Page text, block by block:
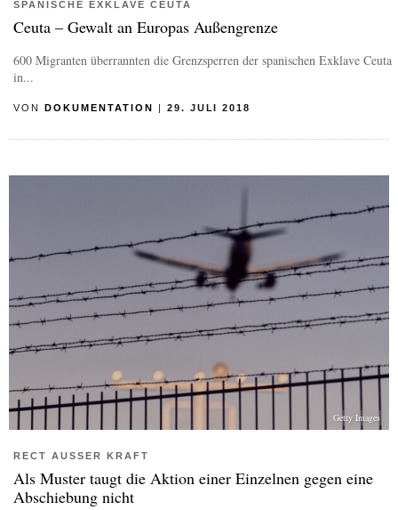
SPANISCHE EXKLAVE CEUTA
Ceuta – Gewalt an Europas Außengrenze
600 Migranten überrannten die Grenzsperren der spanischen Exklave Ceuta
in...
VON DOKUMENTATION | 29. JULI 2018
Getty Images
RECT AUSSER KRAFT
Als Muster taugt die Aktion einer Einzelnen gegen eine
Abschiebung nicht